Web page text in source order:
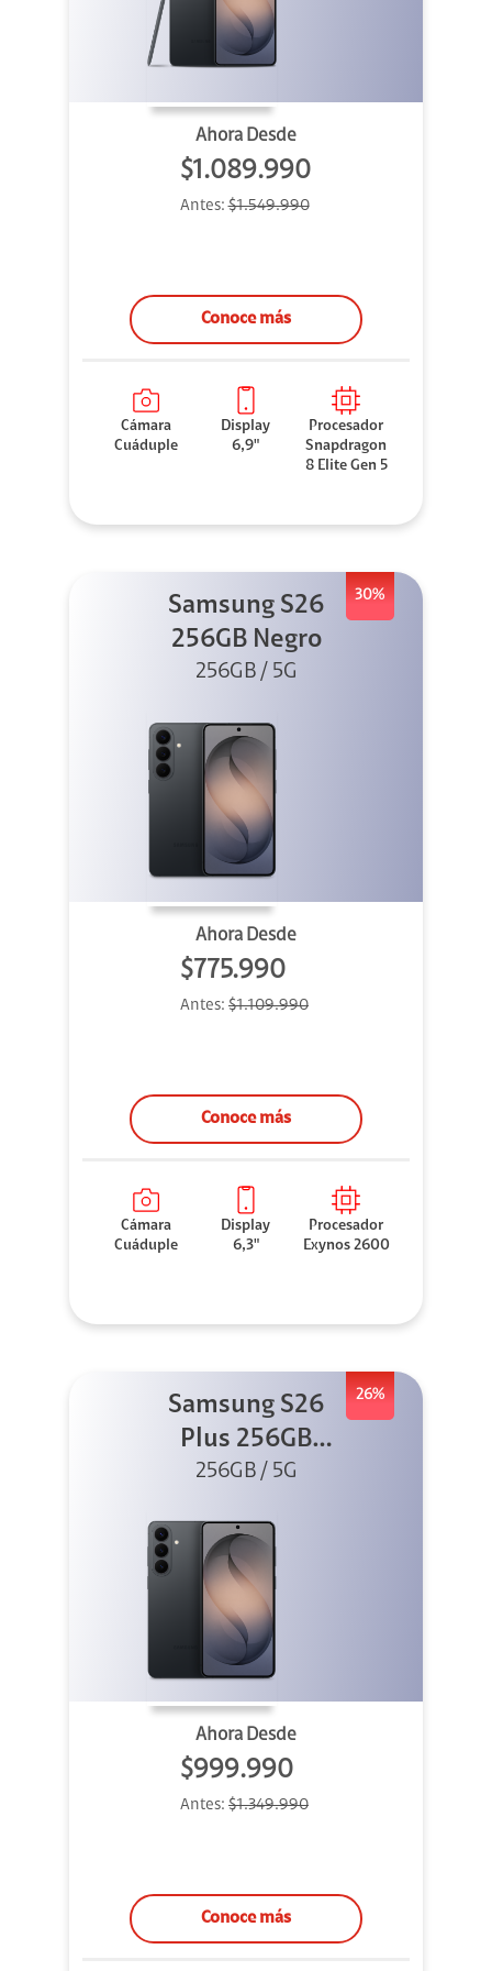
Ahora Desde
$1.089.990
Antes:$1.549.990
Conoce más
Cámara
Cuáduple
Display
6,9"
Procesador
Snapdragon
8 Elite Gen 5
30%
Samsung S26
256GB Negro
256GB / 5G
Ahora Desde
$775.990
Antes: $1.109.990
Conoce más
Cámara
Cuáduple
Display
6,3"
Procesador
Exynos 2600
26%
Samsung S26
Plus 256GB
Negro
256GB / 5G
Ahora Desde
$999.990
Antes: $1.349.990
Conoce más